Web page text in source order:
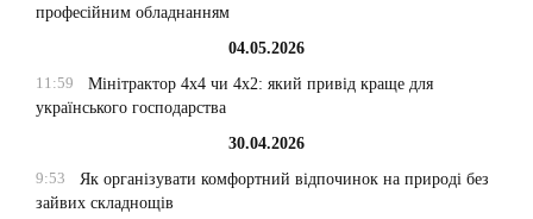
професійним обладнанням
04.05.2026
11:59
Мінітрактор 4х4 чи 4х2: який привід краще для
українського господарства
30.04.2026
9:53
Як організувати комфортний відпочинок на природі без
зайвих складнощів